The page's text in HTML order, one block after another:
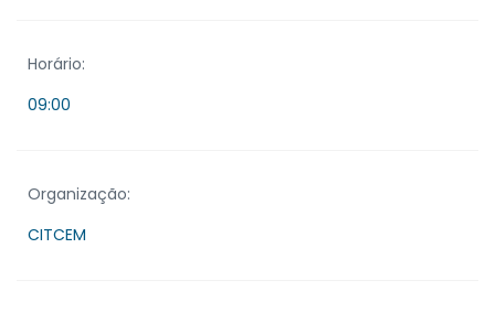
Horário:
09:00
Organização:
CITCEM